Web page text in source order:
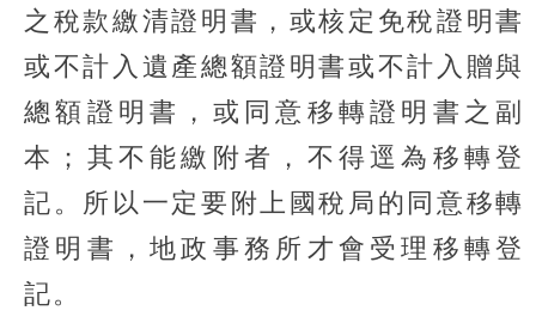
之稅款繳清證明書，或核定免稅證明書
或不計入遺產總額證明書或不計入贈與
總額證明書，或同意移轉證明書之副
本；其不能繳附者，不得逕為移轉登
記。所以一定要附上國稅局的同意移轉
證明書，地政事務所才會受理移轉登
記。